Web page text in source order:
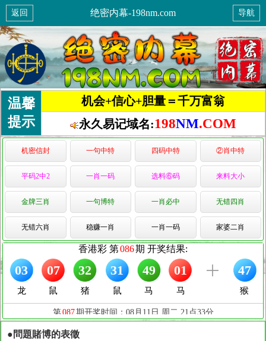
返回 绝密内幕-198nm.com 导航
温馨
提示
机会+信心+胆量＝千万富翁
永久易记域名:198NM.COM
机密信封 一句中特 四码中特 ②肖中特
平码2中2 一肖一码 选料⑥码 来料大小
金牌三肖 一句博特 一肖必中 无错四肖
无错六肖 稳赚一肖 一肖一码 家婆二肖
●問題賭博的表徵